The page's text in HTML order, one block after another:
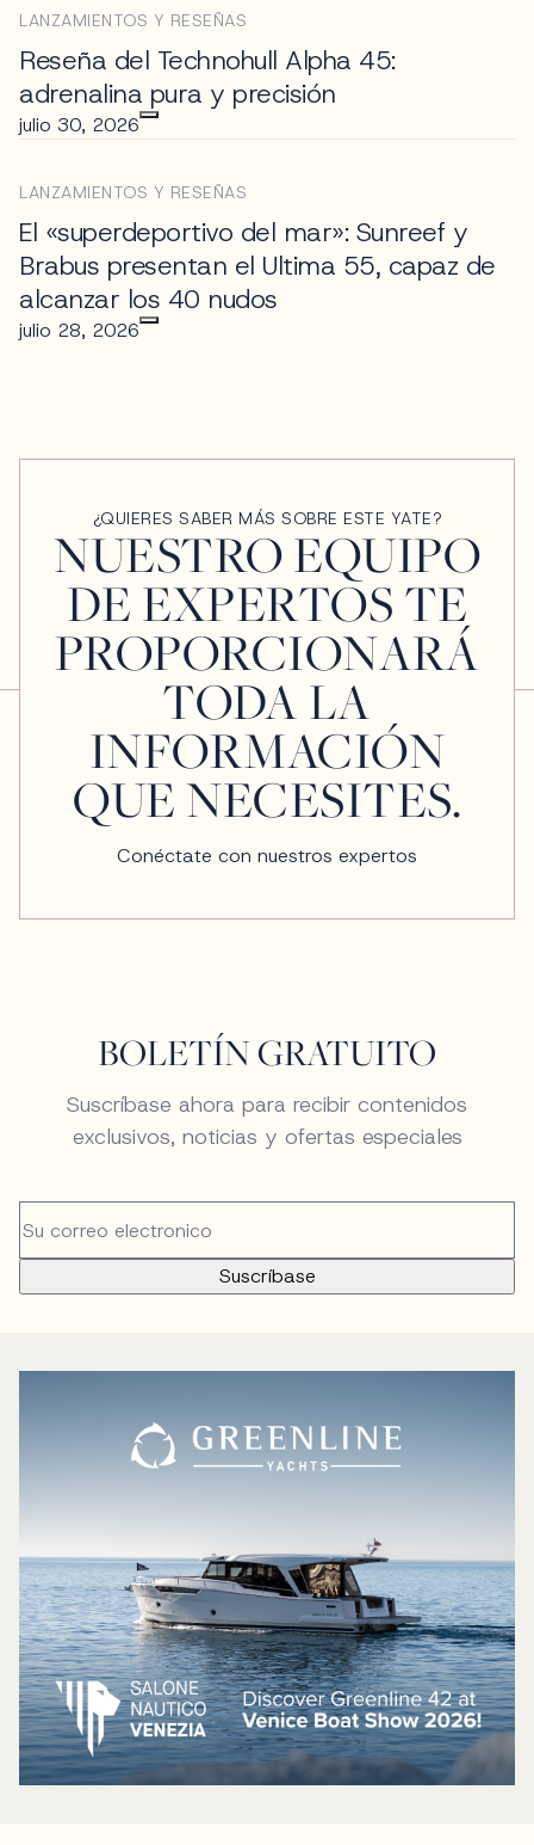
LANZAMIENTOS Y RESEÑAS
Reseña del Technohull Alpha 45:
adrenalina pura y precisión
julio 30, 2026
LANZAMIENTOS Y RESEÑAS
El «superdeportivo del mar»: Sunreef y
Brabus presentan el Ultima 55, capaz de
alcanzar los 40 nudos
julio 28, 2026
¿QUIERES SABER MÁS SOBRE ESTE YATE?
NUESTRO EQUIPO
DE EXPERTOS TE
PROPORCIONARÁ
TODA LA
INFORMACIÓN
QUE NECESITES.
Conéctate con nuestros expertos
BOLETÍN GRATUITO
Suscríbase ahora para recibir contenidos
exclusivos, noticias y ofertas especiales